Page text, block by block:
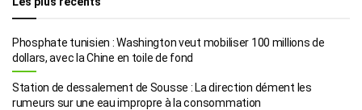
Phosphate tunisien : Washington veut mobiliser 100 millions de
dollars, avec la Chine en toile de fond
Station de dessalement de Sousse : La direction dément les
rumeurs sur une eau impropre à la consommation